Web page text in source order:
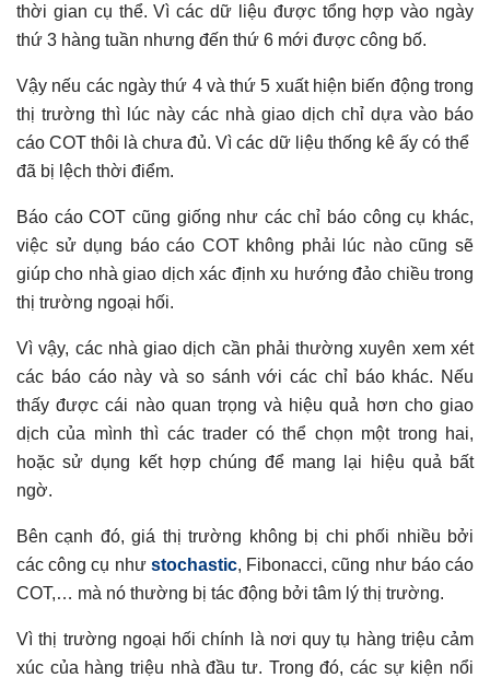
thời gian cụ thể. Vì các dữ liệu được tổng hợp vào ngày
thứ 3 hàng tuần nhưng đến thứ 6 mới được công bố.
Vậy nếu các ngày thứ 4 và thứ 5 xuất hiện biến động trong
thị trường thì lúc này các nhà giao dịch chỉ dựa vào báo
cáo COT thôi là chưa đủ. Vì các dữ liệu thống kê ấy có thể
đã bị lệch thời điểm.
Báo cáo COT cũng giống như các chỉ báo công cụ khác,
việc sử dụng báo cáo COT không phải lúc nào cũng sẽ
giúp cho nhà giao dịch xác định xu hướng đảo chiều trong
thị trường ngoại hối.
Vì vậy, các nhà giao dịch cần phải thường xuyên xem xét
các báo cáo này và so sánh với các chỉ báo khác. Nếu
thấy được cái nào quan trọng và hiệu quả hơn cho giao
dịch của mình thì các trader có thể chọn một trong hai,
hoặc sử dụng kết hợp chúng để mang lại hiệu quả bất
ngờ.
Bên cạnh đó, giá thị trường không bị chi phối nhiều bởi
các công cụ như stochastic, Fibonacci, cũng như báo cáo
COT,… mà nó thường bị tác động bởi tâm lý thị trường.
Vì thị trường ngoại hối chính là nơi quy tụ hàng triệu cảm
xúc của hàng triệu nhà đầu tư. Trong đó, các sự kiện nổi